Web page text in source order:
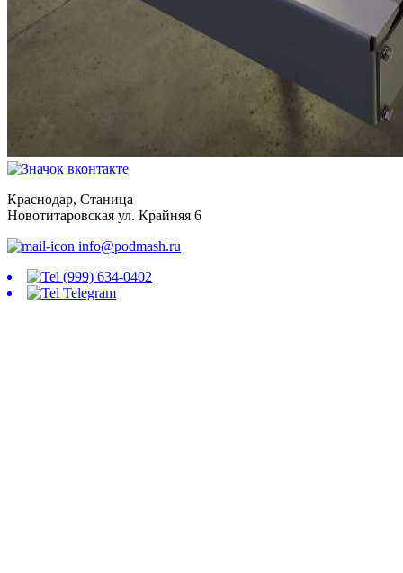
Краснодар, Станица
Новотитаровская ул. Крайняя 6
info@podmash.ru
(999) 634-0402
Telegram